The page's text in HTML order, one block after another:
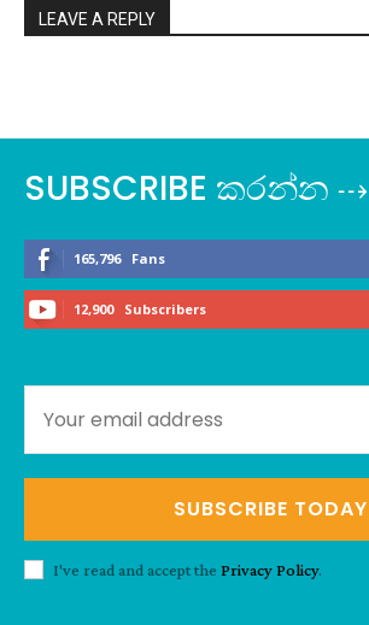
LEAVE A REPLY
SUBSCRIBE කරන්න ⇢
165,796 Fans
12,900 Subscribers
SUBSCRIBE TODAY
I've read and accept the Privacy Policy.